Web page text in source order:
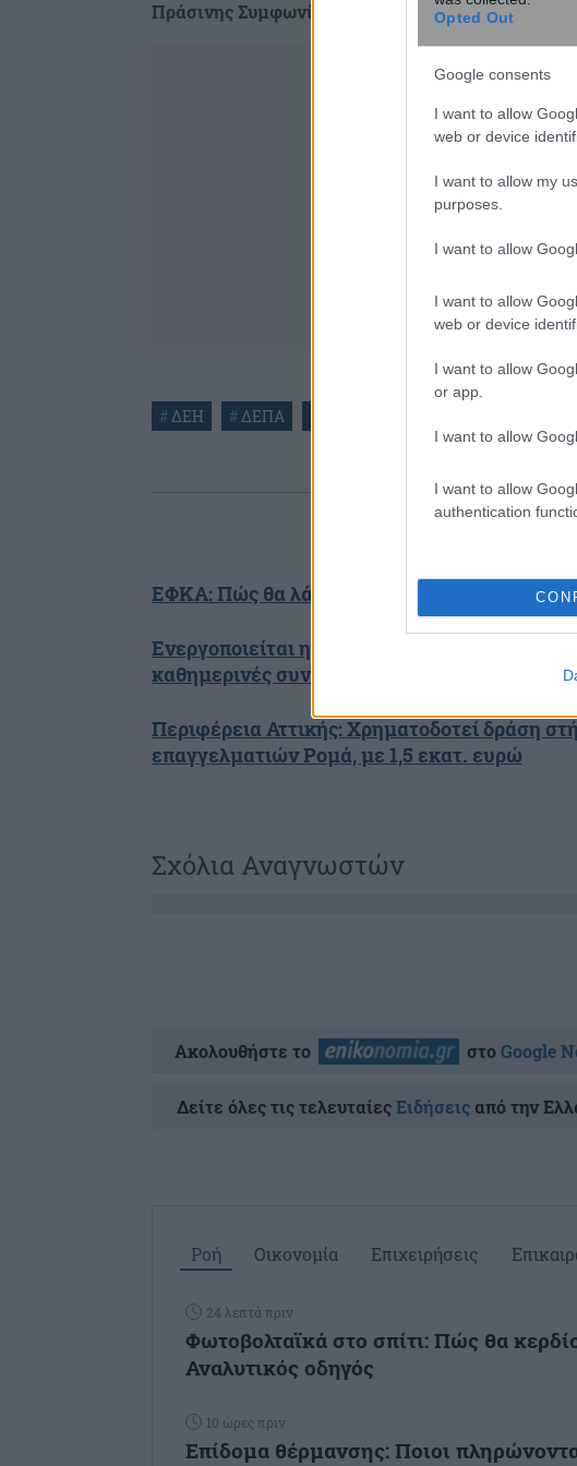
Opted Out
Google consents
I want to allow
web or device
I want to allow my
purposes.
I want to allow
I want to allow
web or device
I want to allow
or app.
I want to allow
I want to allow
authentication
Πράσινης Συμφωνίας
#ΔΕΗ #ΔΕΠΑ
ΕΦΚΑ: Πώς θα λάβετε σύνταξη όσοι έχετε
Ενεργοποιείται η διασύνδεση ταμειακών με
καθημερινές συναλλαγές
Περιφέρεια Αττικής: Χρηματοδοτεί δράση
επαγγελματιών Ρομά, με 1,5 εκατ. ευρώ
Σχόλια Αναγνωστών
Ακολουθήστε το στοGoogle
Δείτε όλες τις τελευταίεςΕιδήσειςαπό την
Ροή Οικονομία Επιχειρήσεις
24 λεπτά πριν
Φωτοβολταϊκά στο σπίτι: Πώς θα
Αναλυτικός οδηγός
10 ώρες πριν
Επίδομα θέρμανσης: Ποιοι